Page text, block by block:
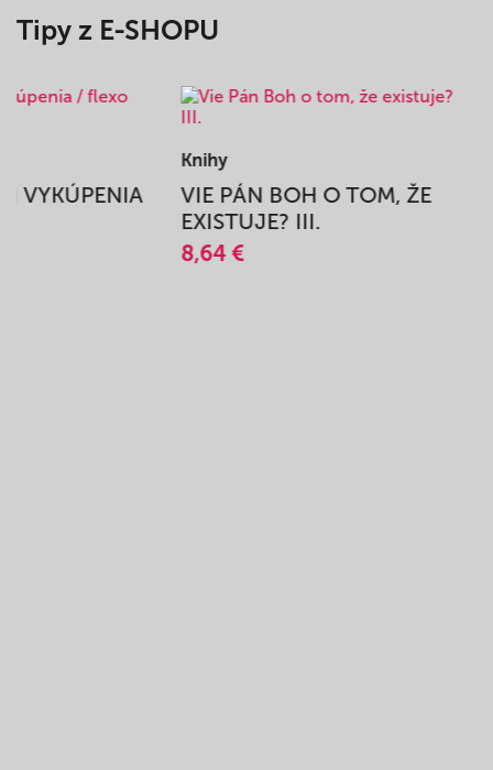
Tipy z E-SHOPU
VYKÚPENIA
Knihy
VIE PÁN BOH O TOM, ŽE
EXISTUJE? III.
8,64 €